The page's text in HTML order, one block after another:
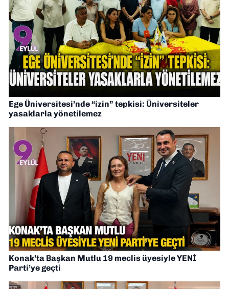
Ege Üniversitesi’nde “izin” tepkisi: Üniversiteler
yasaklarla yönetilemez
Konak’ta Başkan Mutlu 19 meclis üyesiyle YENİ
Parti’ye geçti